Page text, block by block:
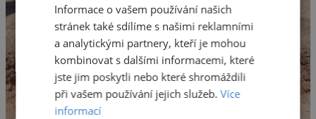
Informace o vašem používání našich
stránek také sdílíme s našimi reklamními
a analytickými partnery, kteří je mohou
kombinovat s dalšími informacemi, které
jste jim poskytli nebo které shromáždili
při vašem používání jejich služeb.Více
informací